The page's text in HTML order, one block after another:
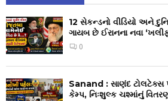
12 સેકન્ડનો વીડિયો અને
ગાયબ છે ઈરાનના નવા
0
Sanand : સાણંદ ટોલટેક્સ
કેમ્પ, નિઃશુલ્ક ચશ્માંનું